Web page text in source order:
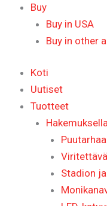
Buy
Buy in USA
Buy in other
Koti
Uutiset
Tuotteet
Stadion